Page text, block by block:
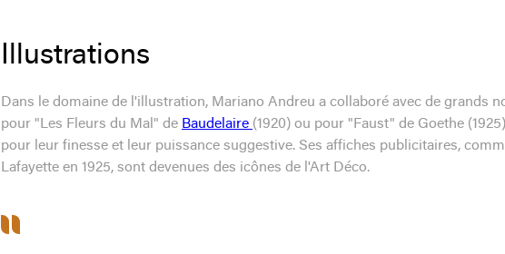
Illustrations
Dans le domaine de l'illustration, Mariano Andreu a collaboré avec de grands
pour "Les Fleurs du Mal" de Baudelaire (1920) ou pour "Faust" de Goethe
pour leur finesse et leur puissance suggestive. Ses affiches publicitaires,
Lafayette en 1925, sont devenues des icônes de l'Art Déco.